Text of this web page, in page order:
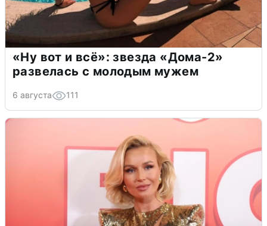
«Ну вот и всё»: звезда «Дома-2»
развелась с молодым мужем
6 августа 111